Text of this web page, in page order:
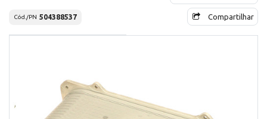
Cód./PN 504388537 Compartilhar